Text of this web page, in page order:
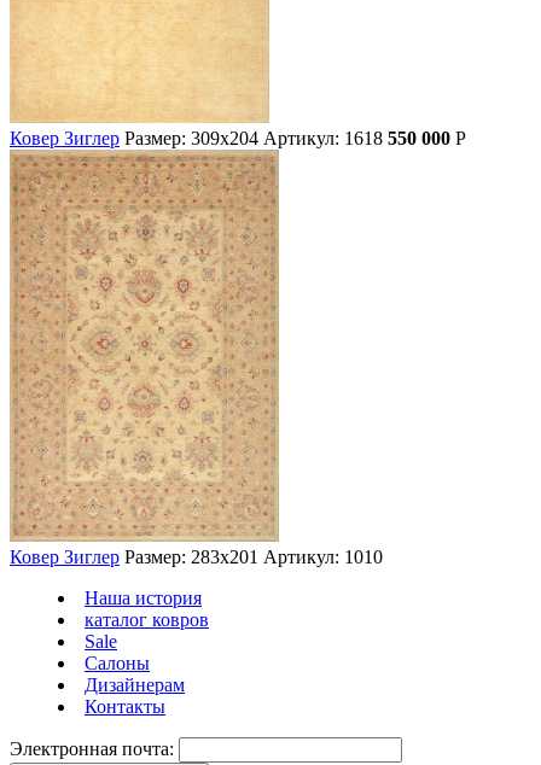
Ковер Зиглер Размер: 309х204 Артикул: 1618 550 000 Р
Ковер Зиглер Размер: 283х201 Артикул: 1010
Наша история
каталог ковров
Sale
Салоны
Дизайнерам
Контакты
Электронная почта: